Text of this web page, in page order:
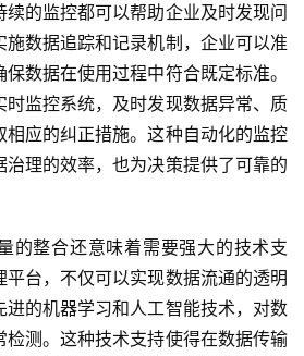
的监控都可以帮助企业及时发现问
数据追踪和记录机制，企业可以准
数据在使用过程中符合既定标准。
监控系统，及时发现数据异常、质
相应的纠正措施。这种自动化的监控
理的效率，也为决策提供了可靠的
的整合还意味着需要强大的技术支
台，不仅可以实现数据流通的透明
的机器学习和人工智能技术，对数
测。这种技术支持使得在数据传输